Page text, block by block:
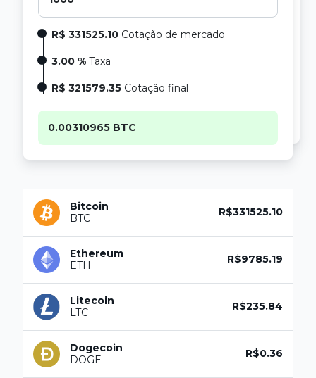
R$ 331525.10Cotação de mercado
3.00 %Taxa
R$ 321579.35Cotação final
0.00310965 BTC
Bitcoin
BTC
R$331525.10
Ethereum
ETH
R$9785.19
Litecoin
LTC
R$235.84
Dogecoin
DOGE
R$0.36